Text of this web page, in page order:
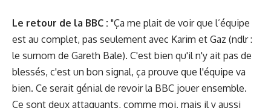
Le retour de la BBC : "Ça me plait de voir que l’équipe
est au complet, pas seulement avec Karim et Gaz (ndlr :
le surnom de Gareth Bale). C'est bien qu'il n'y ait pas de
blessés, c'est un bon signal, ça prouve que l'équipe va
bien. Ce serait génial de revoir la BBC jouer ensemble.
Ce sont deux attaquants, comme moi, mais il y aussi